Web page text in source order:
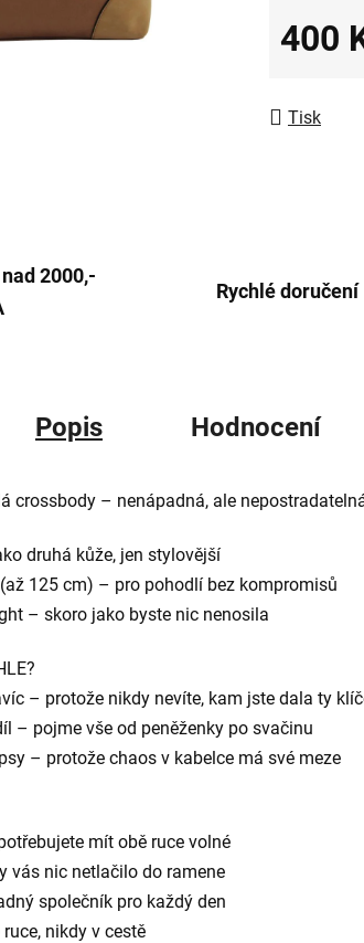
0,0
hvězdiček.
400
Tisk
2000,-
Rychlé doručení
Popis Hodnocení
crossbody – nenápadná, ale
druhá kůže, jen stylovější
125 cm) – pro pohodlí bez kompromisů
– skoro jako byste nic nenosila
– protože nikdy nevíte, kam jste dala ty
– pojme vše od peněženky po svačinu
– protože chaos v kabelce má své meze
mít obě ruce volné
vás nic netlačilo do ramene
společník pro každý den
nikdy v cestě